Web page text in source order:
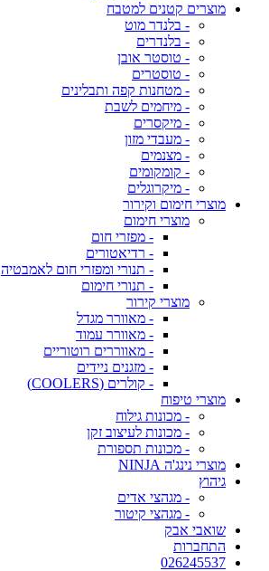
מוצרים קטנים למטבח
- בלנדר מוט
- בלנדרים
- טוסטר אובן
- טוסטרים
- מטחנות קפה ותבלינים
- מיחמים לשבת
- מיקסרים
- מעבדי מזון
- מצנמים
- קומקומים
- מיקרוגלים
מוצרי חימום וקירור
מוצרי חימום
- מפזרי חום
- רדיאטורים
- תנורי ומפזרי חום לאמבטיה
- תנורי חימום
מוצרי קירור
- מאוורר מגדל
- מאוורר עמוד
- מאווררים רוטוריים
- מזגנים ניידים
- קולרים (COOLERS)
מוצרי טיפוח
- מכונות גילוח
- מכונות לעיצוב זקן
- מכונות תספורת
מוצרי נינג'ה NINJA
גיהוץ
- מגהצי אדים
- מגהצי קיטור
שואבי אבק
התחברות
026245537